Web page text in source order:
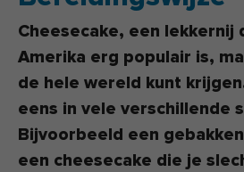
Cheesecake, een lekkernij
Amerika erg populair is,
de hele wereld kunt
eens in vele verschillende
Bijvoorbeeld een
een cheesecake die je